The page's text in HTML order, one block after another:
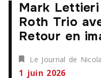
Mark
Roth Trio
Retour en
Le Journal de
1 juin 2026